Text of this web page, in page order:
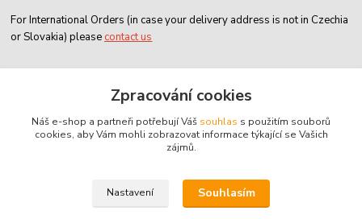
For International Orders (in case your delivery address is not in Czechia
or Slovakia) please contact us
Zákaznický servis
classicdvd@classicdvd.cz
Zpracování cookies
Náš e-shop a partneři potřebují Váš souhlas s použitím souborů
cookies, aby Vám mohli zobrazovat informace týkající se Vašich
zájmů.
Nastavení Souhlasím